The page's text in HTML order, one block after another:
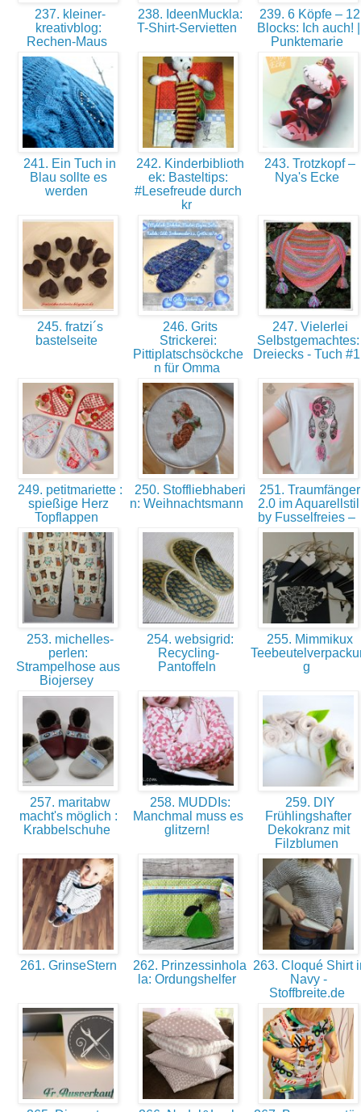
237. kleiner-
kreativblog:
Rechen-Maus
238. IdeenMuckla:
T-Shirt-Servietten
239. 6 Köpfe – 12
Blocks: Ich auch! |
Punktemarie
241. Ein Tuch in
Blau sollte es
werden
242. Kinderbiblioth
ek: Basteltips:
#Lesefreude durch
kr
243. Trotzkopf –
Nya's Ecke
245. fratzi´s
bastelseite
246. Grits
Strickerei:
Pittiplatschsöckche
n für Omma
247. Vielerlei
Selbstgemachtes:
Dreiecks - Tuch
249. petitmariette :
spießige Herz
Topflappen
250. Stoffliebhaberi
n: Weihnachtsmann
251. Traumfänger
2.0 im Aquarellstil
by Fusselfreies –
253. michelles-
perlen:
Strampelhose aus
Biojersey
254. websigrid:
Recycling-
Pantoffeln
255. Mimmikux
g
257. maritabw
macht's möglich :
Krabbelschuhe
258. MUDDIs:
Manchmal muss es
glitzern!
259. DIY
Frühlingshafter
Dekokranz mit
Filzblumen
261. GrinseStern
262. Prinzessinhola
la: Ordungshelfer
263. Cloqué Shirt
Navy -
Stoffbreite.de